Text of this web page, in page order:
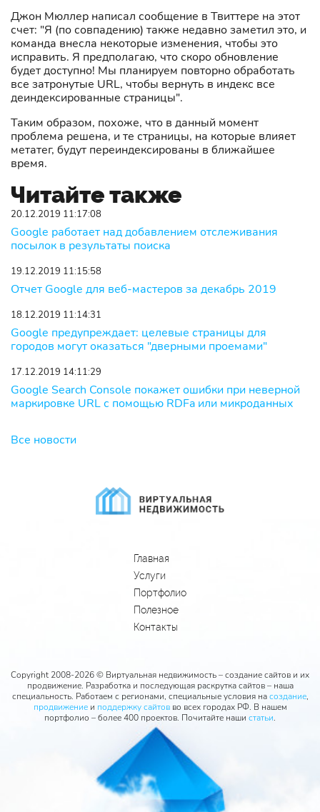
Джон Мюллер написал сообщение в Твиттере на этот
счет: "Я (по совпадению) также недавно заметил это, и
команда внесла некоторые изменения, чтобы это
исправить. Я предполагаю, что скоро обновление
будет доступно! Мы планируем повторно обработать
все затронутые URL, чтобы вернуть в индекс все
деиндексированные страницы".
Таким образом, похоже, что в данный момент
проблема решена, и те страницы, на которые влияет
метатег, будут переиндексированы в ближайшее
время.
Читайте также
20.12.2019 11:17:08
Google работает над добавлением отслеживания
посылок в результаты поиска
19.12.2019 11:15:58
Отчет Google для веб-мастеров за декабрь 2019
18.12.2019 11:14:31
Google предупреждает: целевые страницы для
городов могут оказаться "дверными проемами"
17.12.2019 14:11:29
Google Search Console покажет ошибки при неверной
маркировке URL с помощью RDFa или микроданных
Все новости
Главная
Услуги
Портфолио
Полезное
Контакты
Copyright 2008-2026 © Виртуальная недвижимость – создание сайтов и их
продвижение. Разработка и последующая раскрутка сайтов – наша
специальность. Работаем с регионами, специальные условия насоздание,
продвижениеи поддержку сайтовво всех городах РФ. В нашем
портфолио – более 400 проектов. Почитайте наши статьи.